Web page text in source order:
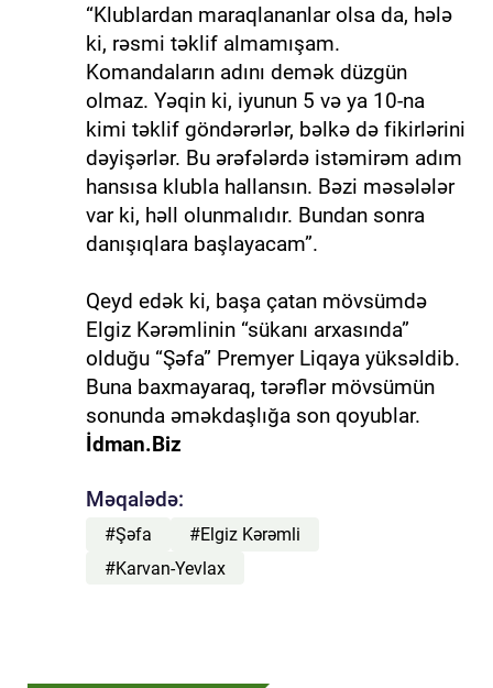
“Klublardan maraqlananlar olsa da, hələ
ki, rəsmi təklif almamışam.
Komandaların adını demək düzgün
olmaz. Yəqin ki, iyunun 5 və ya 10-na
kimi təklif göndərərlər, bəlkə də fikirlərini
dəyişərlər. Bu ərəfələrdə istəmirəm adım
hansısa klubla hallansın. Bəzi məsələlər
var ki, həll olunmalıdır. Bundan sonra
danışıqlara başlayacam”.
Qeyd edək ki, başa çatan mövsümdə
Elgiz Kərəmlinin “sükanı arxasında”
olduğu “Şəfa” Premyer Liqaya yüksəldib.
Buna baxmayaraq, tərəflər mövsümün
sonunda əməkdaşlığa son qoyublar.
İdman.Biz
Məqalədə:
#Şəfa
#Elgiz Kərəmli
#Karvan-Yevlax